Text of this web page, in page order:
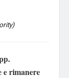
e rimanere